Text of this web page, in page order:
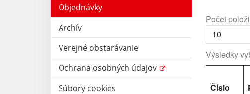
Objednávky
Archív
Verejné obstarávanie
Ochrana osobných údajov
Súbory cookies
Počet
Výsledky
Číslo